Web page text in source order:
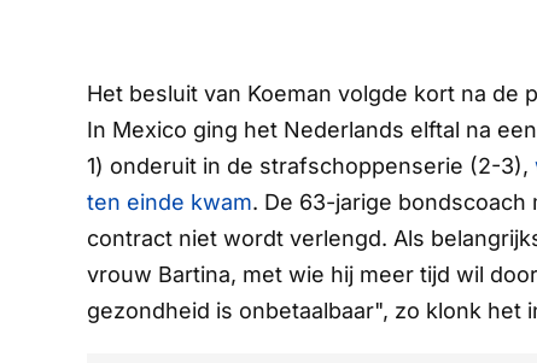
Het besluit van Koeman volgde kort na de
In Mexico ging het Nederlands elftal na
1) onderuit in de strafschoppenserie (2-3),
ten einde kwam. De 63-jarige
contract niet wordt verlengd. Als
vrouw Bartina, met wie hij meer tijd wil
gezondheid is onbetaalbaar", zo klonk het